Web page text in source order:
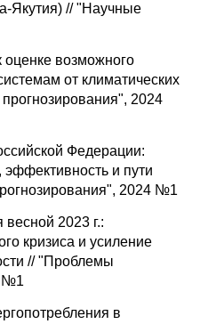
Якутия) // "Научные
оценке возможного
от климатических
2024
Федерации:
и пути
2024 №1
весной 2023 г.:
кризиса и усиление
// "Проблемы
№1
в